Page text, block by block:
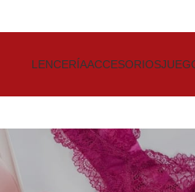
LENCERÍAACCESORIOS